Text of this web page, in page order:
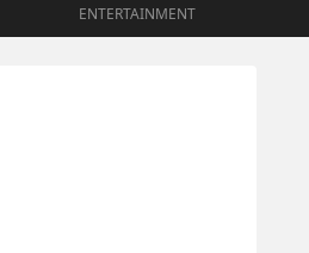
ENTERTAINMENT